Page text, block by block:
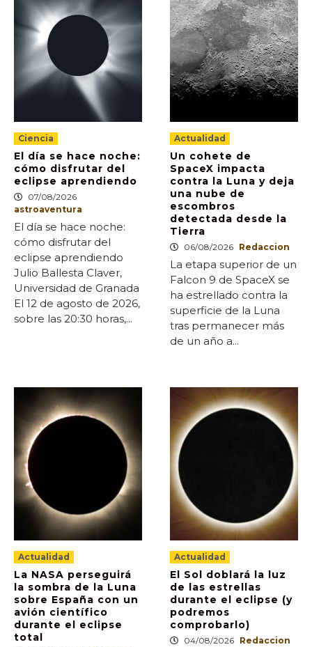
Ciencia
El día se hace noche:
cómo disfrutar del
eclipse aprendiendo
07/08/2026
astroaventura
El día se hace noche:
cómo disfrutar del
eclipse aprendiendo
Julio Ballesta Claver,
Universidad de Granada
El 12 de agosto de 2026,
sobre las 20:30 horas,...
Actualidad
Un cohete de
SpaceX impacta
contra la Luna y deja
una nube de
escombros
detectada desde la
Tierra
06/08/2026 Redaccion
La etapa superior de un
Falcon 9 de SpaceX se
ha estrellado contra la
superficie de la Luna
tras permanecer más
de un año a...
Actualidad
La NASA perseguirá
la sombra de la Luna
sobre España con un
avión científico
durante el eclipse
total
Actualidad
El Sol doblará la luz
de las estrellas
durante el eclipse (y
podremos
comprobarlo)
04/08/2026 Redaccion